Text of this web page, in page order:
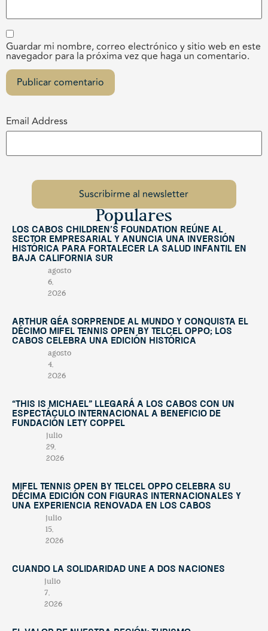
Guardar mi nombre, correo electrónico y sitio web en este
navegador para la próxima vez que haga un comentario.
Email Address
Populares
Los Cabos Children’s Foundation reúne al
sector empresarial y anuncia una inversión
histórica para fortalecer la salud infantil en
Baja California Sur
agosto
6,
2026
Arthur Géa sorprende al mundo y conquista el
décimo Mifel Tennis Open by Telcel OPPO; Los
Cabos celebra una edición histórica
agosto
4,
2026
“This Is Michael” llegará a Los Cabos con un
espectáculo internacional a beneficio de
Fundación Lety Coppel
julio
29,
2026
Mifel Tennis Open by Telcel Oppo celebra su
décima edición con figuras internacionales y
una experiencia renovada en Los Cabos
julio
15,
2026
Cuando la solidaridad une a dos naciones
julio
7,
2026